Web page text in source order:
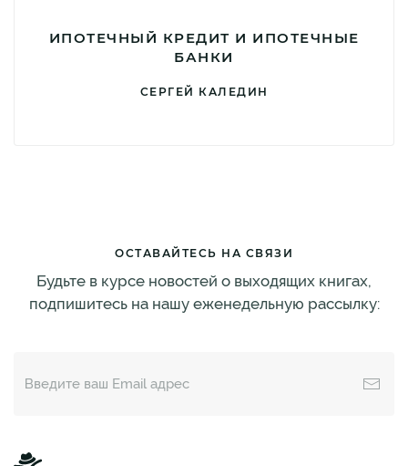
ИПОТЕЧНЫЙ КРЕДИТ И ИПОТЕЧНЫЕ
БАНКИ
СЕРГЕЙ КАЛЕДИН
ОСТАВАЙТЕСЬ НА СВЯЗИ
Будьте в курсе новостей о выходящих книгах,
подпишитесь на нашу еженедельную рассылку: